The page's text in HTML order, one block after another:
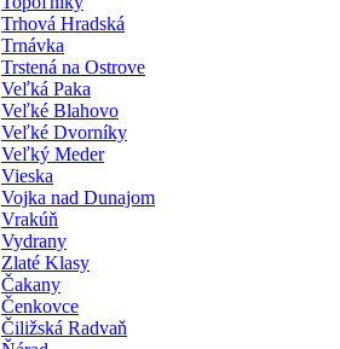
Trhová Hradská
Trnávka
Trstená na Ostrove
Veľká Paka
Veľké Blahovo
Veľké Dvorníky
Veľký Meder
Vieska
Vojka nad Dunajom
Vrakúň
Vydrany
Zlaté Klasy
Čakany
Čenkovce
Čiližská Radvaň